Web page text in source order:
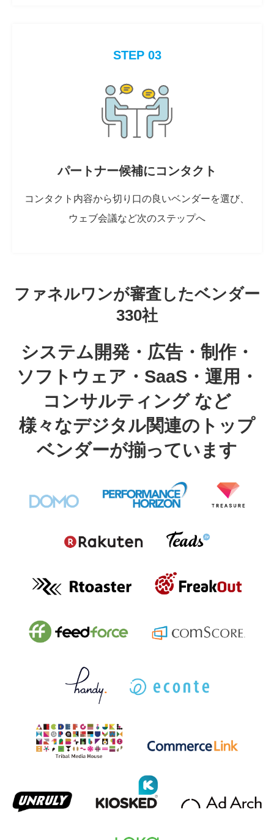
STEP 03
パートナー候補にコンタクト
コンタクト内容から切り口の良いベンダーを選び、
ウェブ会議など次のステップへ
ファネルワンが審査したベンダー
330社
システム開発・広告・制作・
ソフトウェア・SaaS・運用・
コンサルティング など
様々なデジタル関連のトップ
ベンダーが揃っています